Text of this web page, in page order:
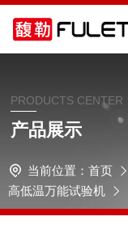
PRODUCTS CENTER
产品展示
当前位置： 首页
高低温万能试验机